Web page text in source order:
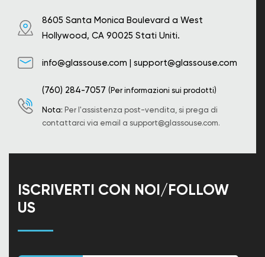
8605 Santa Monica Boulevard a West
Hollywood, CA 90025 Stati Uniti.
info@glassouse.com | support@glassouse.com
(760) 284-7057 (Per informazioni sui prodotti)
Nota: Per l'assistenza post-vendita, si prega di
contattarci via email a support@glassouse.com.
ISCRIVERTI CON NOI/FOLLOW
US